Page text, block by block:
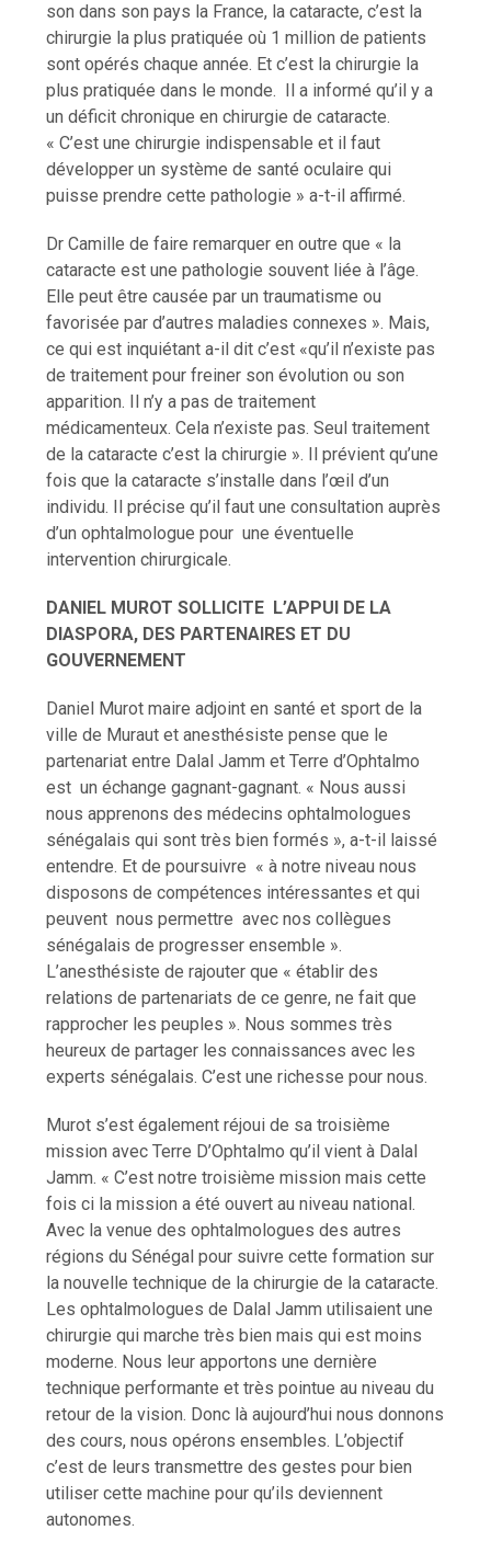
son dans son pays la France, la cataracte, c’est la
chirurgie la plus pratiquée où 1 million de patients
sont opérés chaque année. Et c’est la chirurgie la
plus pratiquée dans le monde. Il a informé qu’il y a
un déficit chronique en chirurgie de cataracte.
« C’est une chirurgie indispensable et il faut
développer un système de santé oculaire qui
puisse prendre cette pathologie » a-t-il affirmé.
Dr Camille de faire remarquer en outre que « la
cataracte est une pathologie souvent liée à l’âge.
Elle peut être causée par un traumatisme ou
favorisée par d’autres maladies connexes ». Mais,
ce qui est inquiétant a-il dit c’est «qu’il n’existe pas
de traitement pour freiner son évolution ou son
apparition. Il n’y a pas de traitement
médicamenteux. Cela n’existe pas. Seul traitement
de la cataracte c’est la chirurgie ». Il prévient qu’une
fois que la cataracte s’installe dans l’œil d’un
individu. Il précise qu’il faut une consultation auprès
d’un ophtalmologue pour une éventuelle
intervention chirurgicale.
DANIEL MUROT SOLLICITE L’APPUI DE LA
DIASPORA, DES PARTENAIRES ET DU
GOUVERNEMENT
Daniel Murot maire adjoint en santé et sport de la
ville de Muraut et anesthésiste pense que le
partenariat entre Dalal Jamm et Terre d’Ophtalmo
est un échange gagnant-gagnant. « Nous aussi
nous apprenons des médecins ophtalmologues
sénégalais qui sont très bien formés », a-t-il laissé
entendre. Et de poursuivre « à notre niveau nous
disposons de compétences intéressantes et qui
peuvent nous permettre avec nos collègues
sénégalais de progresser ensemble ».
L’anesthésiste de rajouter que « établir des
relations de partenariats de ce genre, ne fait que
rapprocher les peuples ». Nous sommes très
heureux de partager les connaissances avec les
experts sénégalais. C’est une richesse pour nous.
Murot s’est également réjoui de sa troisième
mission avec Terre D’Ophtalmo qu’il vient à Dalal
Jamm. « C’est notre troisième mission mais cette
fois ci la mission a été ouvert au niveau national.
Avec la venue des ophtalmologues des autres
régions du Sénégal pour suivre cette formation sur
la nouvelle technique de la chirurgie de la cataracte.
Les ophtalmologues de Dalal Jamm utilisaient une
chirurgie qui marche très bien mais qui est moins
moderne. Nous leur apportons une dernière
technique performante et très pointue au niveau du
retour de la vision. Donc là aujourd’hui nous donnons
des cours, nous opérons ensembles. L’objectif
c’est de leurs transmettre des gestes pour bien
utiliser cette machine pour qu’ils deviennent
autonomes.